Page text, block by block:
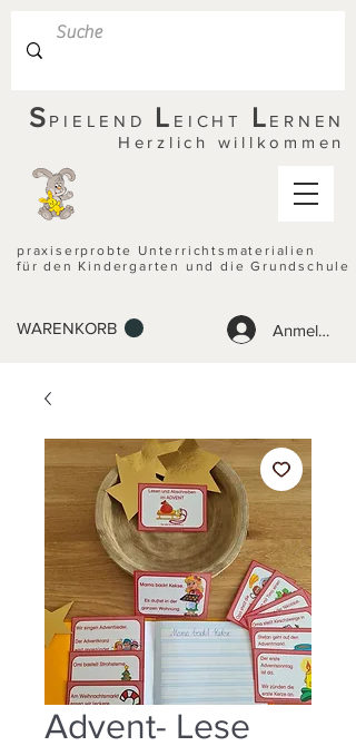
S PIELEND L EICHT L ERNEN
Herzlich willkommen
praxiserprobte Unterrichtsmaterialien
für den Kindergarten und die Grundschule
WARENKORB Anmelden
Advent- Lese